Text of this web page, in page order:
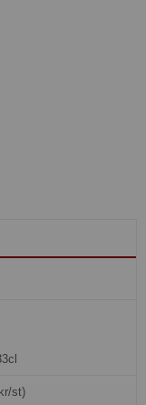
st)